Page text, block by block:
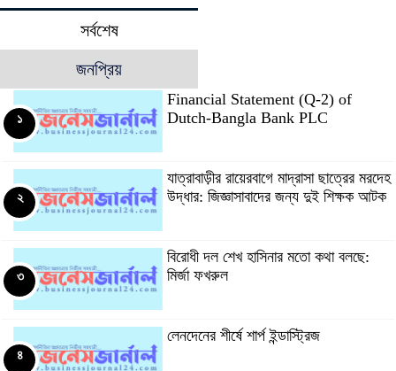
সর্বশেষ
জনপ্রিয়
Financial Statement (Q-2) of
Dutch-Bangla Bank PLC
১
যাত্রাবাড়ীর রায়েরবাগে মাদ্রাসা ছাত্রের মরদেহ
উদ্ধার: জিজ্ঞাসাবাদের জন্য দুই শিক্ষক আটক
২
বিরোধী দল শেখ হাসিনার মতো কথা বলছে:
মির্জা ফখরুল
৩
লেনদেনের শীর্ষে শার্প ইন্ডাস্ট্রিজ
৪